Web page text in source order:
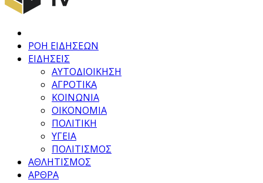
ΡΟΗ ΕΙΔΗΣΕΩΝ
ΕΙΔΗΣΕΙΣ
ΑΥΤΟΔΙΟΙΚΗΣΗ
ΑΓΡΟΤΙΚΑ
ΚΟΙΝΩΝΙΑ
ΟΙΚΟΝΟΜΙΑ
ΠΟΛΙΤΙΚΗ
ΥΓΕΙΑ
ΠΟΛΙΤΙΣΜΟΣ
ΑΘΛΗΤΙΣΜΟΣ
ΑΡΘΡΑ